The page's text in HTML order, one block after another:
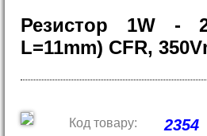
Резистор 1W -
L=11mm) CFR,
Код товару: 2354